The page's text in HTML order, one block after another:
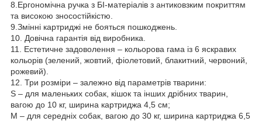
8.Ергономічна ручка з БІ-матеріалів з антиковзким покриттям
та високою зносостійкістю.
9.Змінні картриджі не бояться пошкоджень.
10. Довічна гарантія від виробника.
11. Естетичне задоволення – кольорова гама із 6 яскравих
кольорів (зелений, жовтий, фіолетовий, блакитний, червоний,
рожевий).
12. Три розміри – залежно від параметрів тварини:
S – для маленьких собак, кішок та інших дрібних тварин,
вагою до 10 кг, ширина картриджа 4,5 см;
M – для середніх собак, вагою до 30 кг, ширина картриджа 6,5